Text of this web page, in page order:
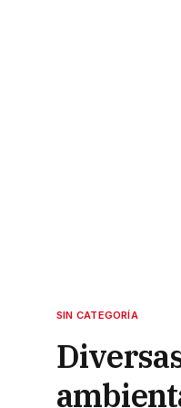
SIN CATEGORÍA